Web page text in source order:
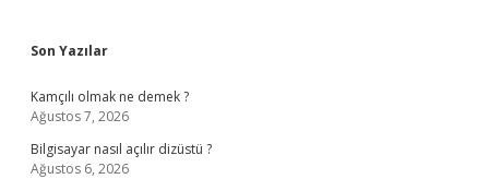
Sidebar
Son Yazılar
Kamçılı olmak ne demek ?
Ağustos 7, 2026
Bilgisayar nasıl açılır dizüstü ?
Ağustos 6, 2026